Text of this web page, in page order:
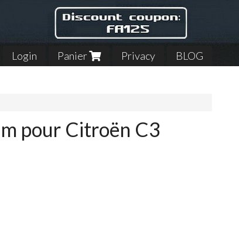
Login Panier Privacy BLOG
pour Citroën C3